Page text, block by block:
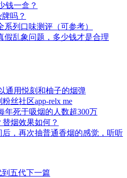
钱一盒？
吗？
系列口味测评（可参考）
假乱象问题，多少钱才是合理
通用悦刻和柚子的烟弹
丝社区app-relx me
年死于吸烟的人数超300万
烟效果如何？
，再次抽普通香烟的感觉，听听
到五代下一篇